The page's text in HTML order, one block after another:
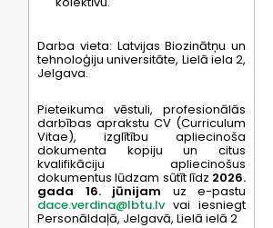
Darba vieta: Latvijas Biozinātņu un
tehnoloģiju universitāte, Lielā iela 2,
Jelgava.
Pieteikuma vēstuli, profesionālās
darbības aprakstu CV (Curriculum
Vitae), izglītību apliecinoša
dokumenta kopiju un citus
kvalifikāciju apliecinošus
dokumentus lūdzam sūtīt līdz 2026.
gada 16. jūnijam uz e-pastu
dace.verdina@lbtu.lvvai iesniegt
Personāldaļā, Jelgavā, Lielā ielā 2